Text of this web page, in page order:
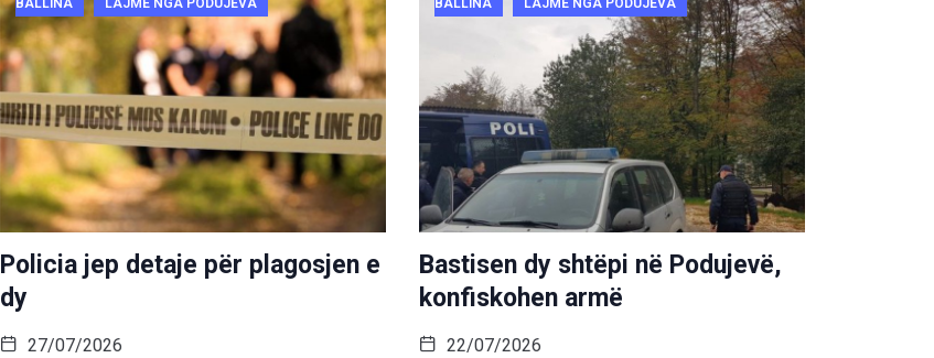
Policia jep detaje për plagosjen e
dy
27/07/2026
Bastisen dy shtëpi në Podujevë,
konfiskohen armë
22/07/2026